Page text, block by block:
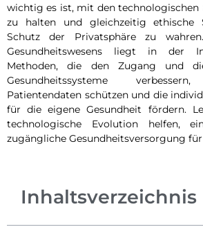
wichtig es ist, mit den
zu halten und gleichzeitig ethische
Schutz der Privatsphäre zu
Gesundheitswesens liegt in der
Methoden, die den Zugang und
Gesundheitssysteme
Patientendaten schützen und die
für die eigene Gesundheit fördern.
technologische Evolution helfen,
zugängliche Gesundheitsversorgung
Inhaltsverzeichnis